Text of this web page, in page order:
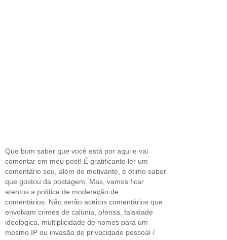
Que bom saber que você está por aqui e vai
comentar em meu post! É gratificante ler um
comentário seu, além de motivante, é ótimo saber
que gostou da postagem. Mas, vamos ficar
atentos a política de moderação de
comentários: Não serão aceitos comentários que
envolvam crimes de calúnia, ofensa, falsidade
ideológica, multiplicidade de nomes para um
mesmo IP ou invasão de privacidade pessoal /